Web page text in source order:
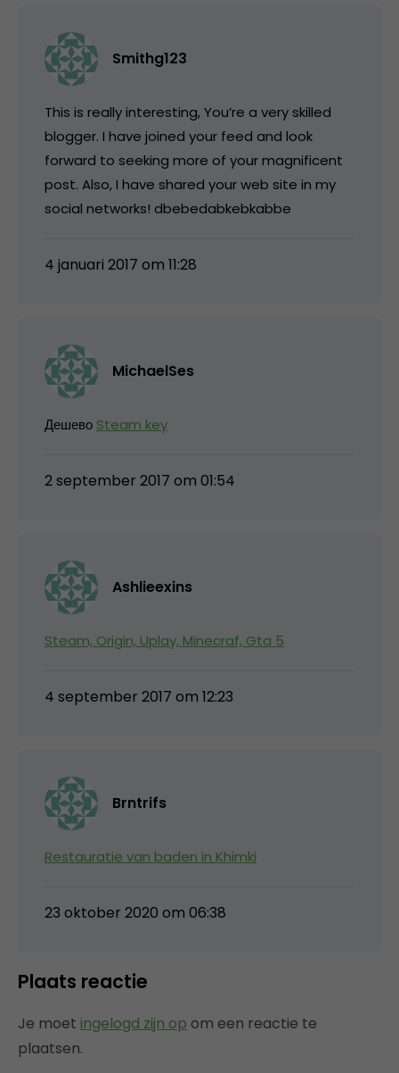
Smithg123
This is really interesting, You’re a very skilled
blogger. I have joined your feed and look
forward to seeking more of your magnificent
post. Also, I have shared your web site in my
social networks! dbebedabkebkabbe
4 januari 2017 om 11:28
MichaelSes
Дешево Steam key
2 september 2017 om 01:54
Ashlieexins
Steam, Origin, Uplay, Minecraf, Gta 5
4 september 2017 om 12:23
Brntrifs
Restauratie van baden in Khimki
23 oktober 2020 om 06:38
Plaats reactie
Je moet ingelogd zijn op om een reactie te
plaatsen.